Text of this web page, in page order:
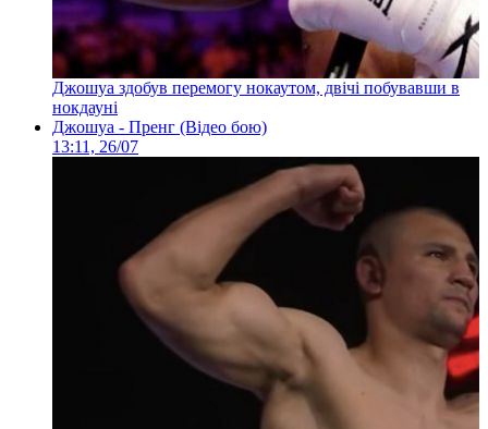
Джошуа здобув перемогу нокаутом, двічі побувавши в
нокдауні
Джошуа - Пренг (Відео бою)
13:11, 26/07